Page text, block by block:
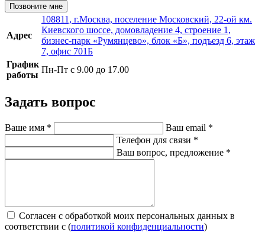
Позвоните мне
Адрес
108811, г.Москва, поселение Московский, 22-ой км.
Киевского шоссе, домовладение 4, строение 1,
бизнес-парк «Румянцево», блок «Б», подъезд 6, этаж
7, офис 701Б
График
работы
Пн-Пт с 9.00 до 17.00
Задать вопрос
Ваше имя * Ваш email *
Телефон для связи *
Ваш вопрос, предложение *
Согласен с обработкой моих персональных данных в
соответствии с (политикой конфиденциальности)